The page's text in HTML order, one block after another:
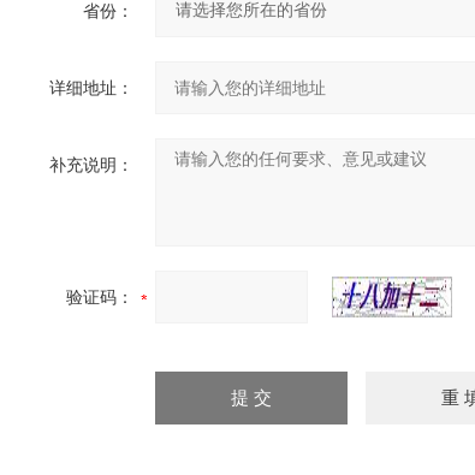
省份：
详细地址：
补充说明：
验证码：